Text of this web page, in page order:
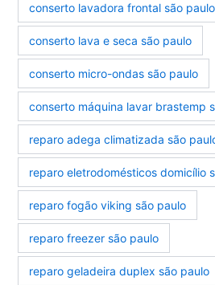
conserto lavadora frontal são paulo
conserto lava e seca são paulo
conserto micro-ondas são paulo
conserto máquina lavar brastemp
reparo adega climatizada são
reparo eletrodomésticos domicílio
reparo fogão viking são paulo
reparo freezer são paulo
reparo geladeira duplex são paulo